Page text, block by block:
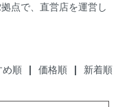
点で、直営店を運営し
め順| 価格順| 新着順